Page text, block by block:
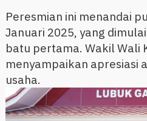
Peresmian ini menandai
Januari 2025, yang
batu pertama. Wakil Wali
menyampaikan apresiasi
usaha.